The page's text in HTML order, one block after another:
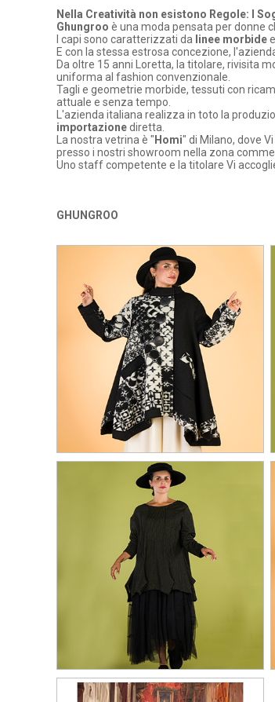
Nella Creatività non esistono Regole: I
Ghungroo è una moda pensata per donne
I capi sono caratterizzati da linee morbide
E con la stessa estrosa concezione,
Da oltre 15 anni Loretta, la titolare, rivisita
uniforma al fashion convenzionale.
Tagli e geometrie morbide, tessuti con
attuale e senza tempo.
L'azienda italiana realizza in toto la
importazionediretta.
La nostra vetrina è " Homi" di Milano, dove
presso i nostri showroom nella zona
Uno staff competente e la titolare Vi
GHUNGROO